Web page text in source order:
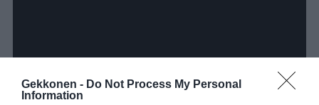
Gekkonen - Do Not Process My Personal
Information